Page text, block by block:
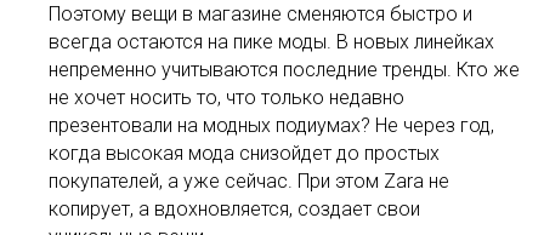
Поэтому вещи в магазине сменяются быстро и
всегда остаются на пике моды. В новых линейках
непременно учитываются последние тренды. Кто же
не хочет носить то, что только недавно
презентовали на модных подиумах? Не через год,
когда высокая мода снизойдет до простых
покупателей, а уже сейчас. При этом Zara не
копирует, а вдохновляется, создает свои